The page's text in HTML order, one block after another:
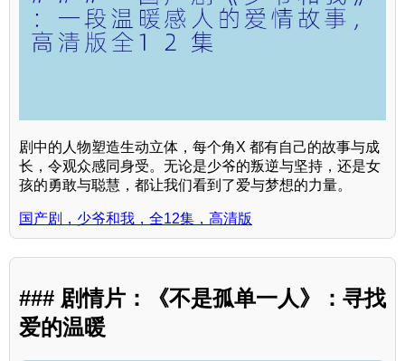
剧中的人物塑造生动立体，每个角X 都有自己的故事与成
长，令观众感同身受。无论是少爷的叛逆与坚持，还是女
孩的勇敢与聪慧，都让我们看到了爱与梦想的力量。
国产剧，少爷和我，全12集，高清版
### 剧情片：《不是孤单一人》：寻找
爱的温暖